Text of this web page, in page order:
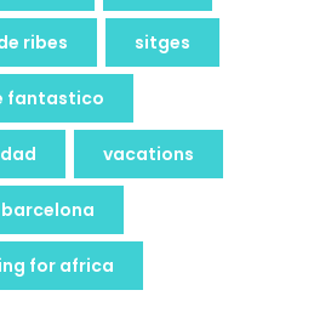
ribes sitges
fantastico
vacations
for africa